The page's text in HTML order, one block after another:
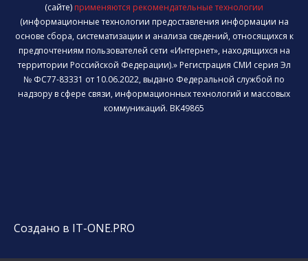
(сайте) применяются рекомендательные технологии
(информационные технологии предоставления информации на
основе сбора, систематизации и анализа сведений, относящихся к
предпочтениям пользователей сети «Интернет», находящихся на
территории Российской Федерации).» Регистрация СМИ серия Эл
№ ФС77-83331 от 10.06.2022, выдано Федеральной службой по
надзору в сфере связи, информационных технологий и массовых
коммуникаций. ВК49865
Создано в IT-ONE.PRO